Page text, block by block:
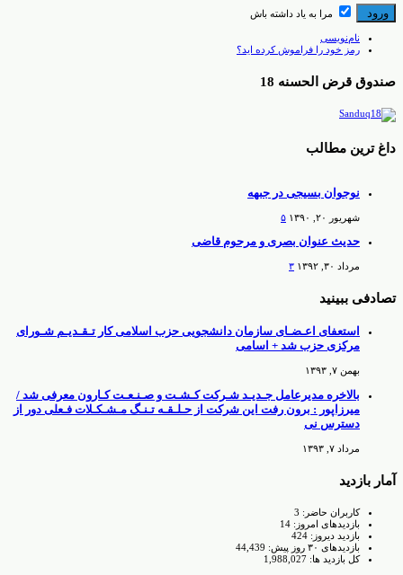
مرا به یاد داشته باش
نام‌نویسی
رمز خود را فراموش کرده اید؟
صندوق قرض الحسنه 18
داغ ترین مطالب
نوجوان بسیجی در جبهه
شهریور ۲۰, ۱۳۹۰ ۵
حدیث عنوان بصری و مرحوم قاضی
مرداد ۳۰, ۱۳۹۲ ۳
تصادفی ببینید
استعفای اعـضـای سازمان دانشجویی حزب اسلامی کار تـقـدیـم شـورای
مرکزی حزب شد + اسامی
بهمن ۷, ۱۳۹۳
بالاخره مدیرعامل جـدیـد شـرکت کـشـت و صـنـعـت کـارون معرفی شد /
میرزاپور : برون رفت این شرکت از حـلـقـه تـنـگ مـشـکـلات فـعلی دور از
دسترس نی
مرداد ۷, ۱۳۹۳
آمار بازدید
کاربران حاضر: 3
بازدیدهای امروز: 14
بازدید دیروز: 424
بازدیدهای ۳۰ روز پیش:
44,439
کل بازدید ها: 1,988,027